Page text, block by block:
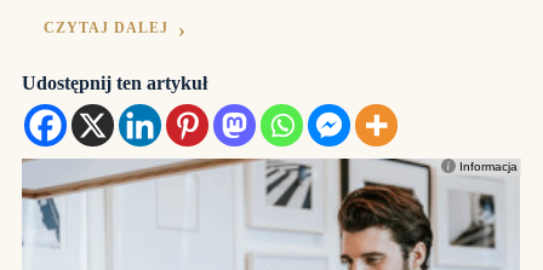
CZYTAJ DALEJ
Udostępnij ten artykuł